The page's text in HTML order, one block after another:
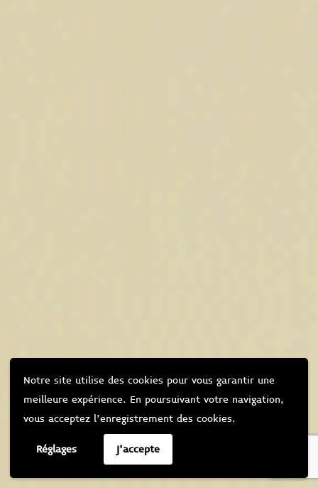
Notre site utilise des cookies pour vous garantir une
meilleure expérience. En poursuivant votre navigation,
vous acceptez l’enregistrement des cookies.
Réglages J'accepte